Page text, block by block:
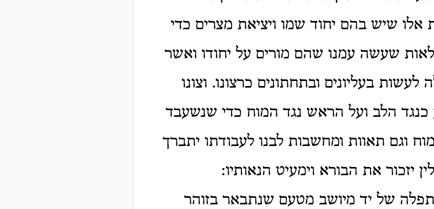
אלו שיש בהם יחוד שמו ויציאת מצרים כדי
שעשה עמנו שהם מורים על יחודו ואשר
בעליונים ובתחתונים כרצונו. וצונו
כנגד הלב ועל הראש נגד המוח כדי שנשעבד
וגם תאוות ומחשבות לבנו לעבודתו יתברך
יזכור את הבורא וימעיט הנאותיו:
תפלה של יד מיושב מטעם שנתבאר בזוהר